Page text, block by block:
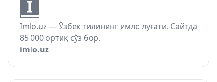
Imlo.uz — Ўзбек тилининг имло луғати. Сайтда
85 000 ортиқ сўз бор.
imlo.uz